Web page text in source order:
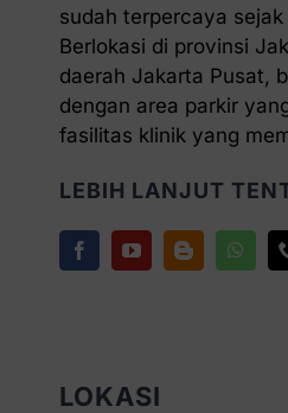
sudah terpercaya sejak
Berlokasi di provinsi
daerah Jakarta Pusat,
dengan area parkir
fasilitas klinik yang
LEBIH LANJUT
LOKASI